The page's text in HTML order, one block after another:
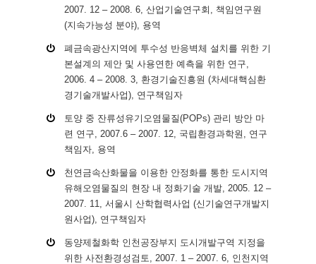
2007. 12 – 2008. 6, 산업기술연구회, 책임연구원
(지속가능성 분야), 용역
폐금속광산지역에 투수성 반응벽체 설치를 위한 기
본설계의 제안 및 사용연한 예측을 위한 연구,
2006. 4 – 2008. 3, 환경기술진흥원 (차세대핵심환
경기술개발사업), 연구책임자
토양 중 잔류성유기오염물질(POPs) 관리 방안 마
련 연구, 2007.6 – 2007. 12, 국립환경과학원, 연구
책임자, 용역
천연금속산화물을 이용한 안정화를 통한 도시지역
유해오염물질의 현장 내 정화기술 개발, 2005. 12 –
2007. 11, 서울시 산학협력사업 (신기술연구개발지
원사업), 연구책임자
동양제철화학 인천공장부지 도시개발구역 지정을
위한 사전환경성검토, 2007. 1 – 2007. 6, 인천지역